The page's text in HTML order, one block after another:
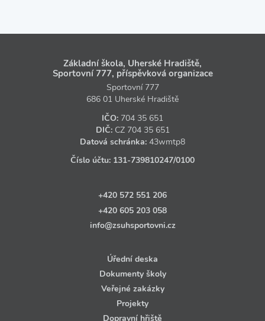
Základní škola, Uherské Hradiště,
Sportovní 777, příspěvková organizace
Sportovní 777
686 01 Uherské Hradiště
IČO: 704 35 651
DIČ: CZ 704 35 651
Datová schránka: 43wmtp8
Číslo účtu: 131‑739810247/0100
+420 572 551 206
+420 605 203 058
info@zsuhsportovni.cz
Úřední deska
Dokumenty školy
Veřejné zakázky
Projekty
Dopravní hřiště